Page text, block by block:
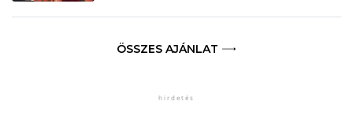
ÖSSZES AJÁNLAT